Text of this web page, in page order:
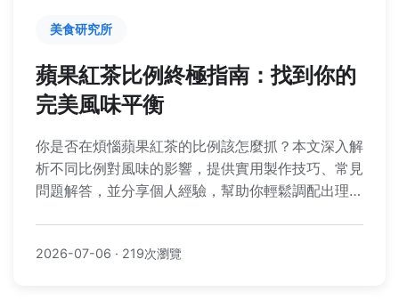
美食研究所
蘋果紅茶比例終極指南：找到你的
完美風味平衡
你是否在煩惱蘋果紅茶的比例該怎麼抓？本文深入解
析不同比例對風味的影響，提供實用製作技巧、常見
問題解答，並分享個人經驗，幫助你輕鬆調配出理想
2026-07-06 · 219次瀏覽